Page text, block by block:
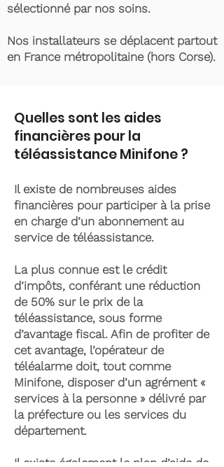
sélectionné par nos soins.
Nos installateurs se déplacent partout
en France métropolitaine (hors Corse).
Quelles sont les aides
financières pour la
téléassistance Minifone ?
Il existe de nombreuses aides
financières pour participer à la prise
en charge d’un abonnement au
service de téléassistance.
La plus connue est le crédit
d’impôts, conférant une réduction
de 50% sur le prix de la
téléassistance, sous forme
d’avantage fiscal. Afin de profiter de
cet avantage, l’opérateur de
téléalarme doit, tout comme
Minifone, disposer d’un agrément «
services à la personne » délivré par
la préfecture ou les services du
département.
Il existe également le plan d’aide de